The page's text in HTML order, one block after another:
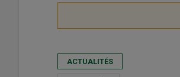
ACTUALITÉS